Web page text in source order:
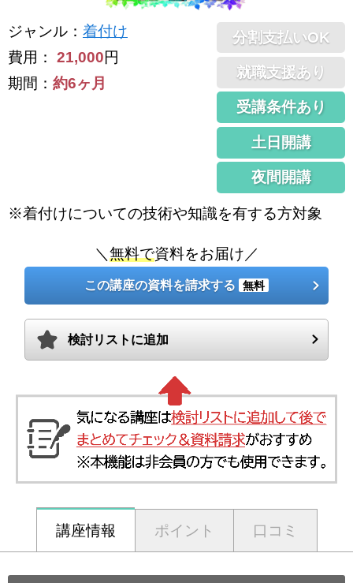
ジャンル ： 着付け
費用： 21,000円
期間： 約6ヶ月
分割支払いOK
就職支援あり
受講条件あり
土日開講
夜間開講
※着付けについての技術や知識を有する方対象
＼ 無料で資料をお届け／
この講座の資料を請求する 無料
検討リストに追加
講座情報 ポイント 口コミ